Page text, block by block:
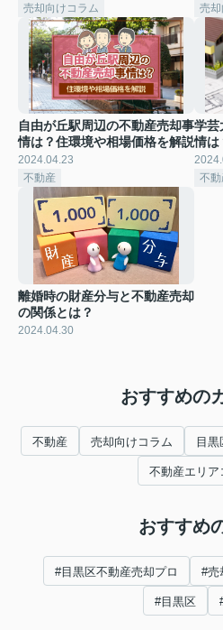
売却向けコラム
売却
自由が丘駅周辺の不動産売却事
情は？住環境や相場価格を解説
2024.04.23
不動産
学芸
情は
不
離婚時の財産分与と不動産売却
の関係とは？
2024.04.30
おすすめの
不動産 売却向けコラム 目黒
不動産エリア
おすすめ
#目黒区不動産売却プロ #売
#目黒区